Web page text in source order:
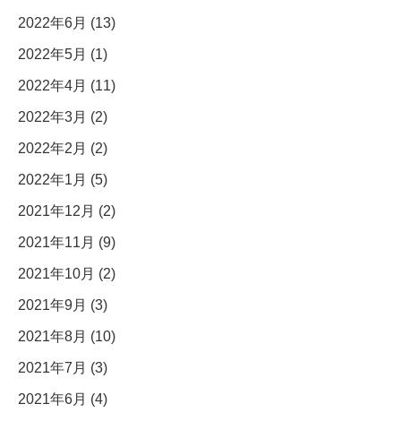
2022年6月 (13)
2022年5月 (1)
2022年4月 (11)
2022年3月 (2)
2022年2月 (2)
2022年1月 (5)
2021年12月 (2)
2021年11月 (9)
2021年10月 (2)
2021年9月 (3)
2021年8月 (10)
2021年7月 (3)
2021年6月 (4)